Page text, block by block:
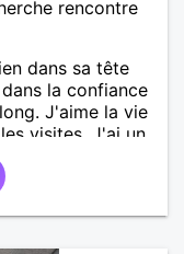
rencontre
dans sa tête
la confiance
J'aime la vie
visites. J'ai un
ancré, posé.
Je souhaite
vie pour
affection.